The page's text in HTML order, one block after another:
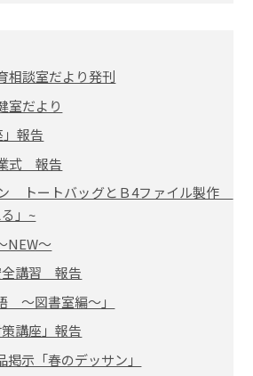
談室だより発刊
室だより
報告
式 報告
トートバッグとＢ4ファイル製作
」~
～
講習 報告
～図書室編～」
講座」報告
示「春のデッサン」